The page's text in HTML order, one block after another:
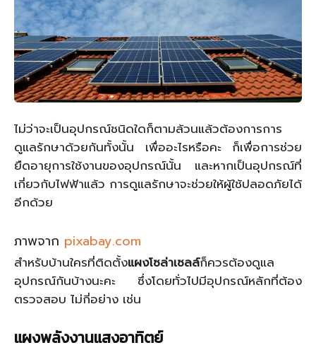
ไม่ว่าจะเป็นอุปกรณ์ชนิดใดก็ตามล้วนแล้วต้องการการ
ดูแลรักษาด้วยกันทั้งนั้น เพื่ออะไรหรือคะ ก็เพื่อการช่วย
ยืดอายุการใช้งานของอุปกรณ์นั้น และหากเป็นอุปกรณ์ที่
เกี่ยวกับไฟฟ้าแล้ว การดูแลรักษาจะช่วยให้ผู้ใช้ปลอดภัยได้
อีกด้วย
ภาพจาก pixabay.com
สำหรับบ้านใครที่ติดตั้งแผงโซล่าเซลล์ก็ควรต้องดูแล
อุปกรณ์กันบ้างนะคะ ซึ่งโดยทั่วไปมีอุปกรณ์หลักที่ต้อง
ตรวจสอบ ไม่กี่อย่าง เช่น
แผงพลังงานแสงอาทิตย์